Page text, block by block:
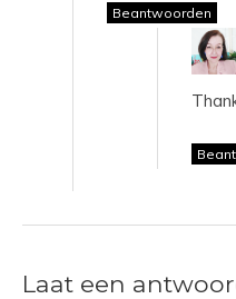
Beantwoorden
Laat een